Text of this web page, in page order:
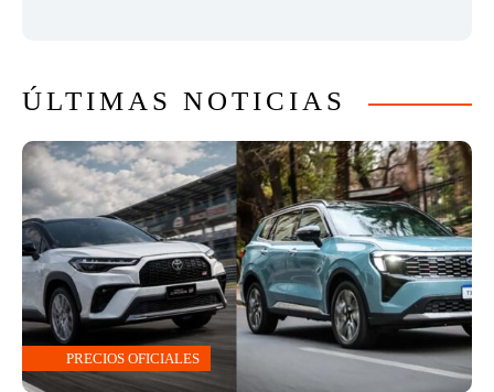
ÚLTIMAS NOTICIAS
PRECIOS OFICIALES